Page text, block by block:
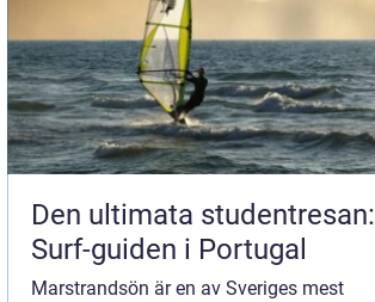
Den ultimata studentresan:
Surf-guiden i Portugal
Marstrandsön är en av Sveriges mest